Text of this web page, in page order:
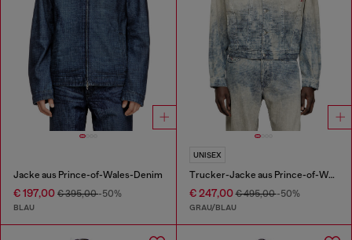
Jacke aus Prince-of-Wales-Denim
€ 197,00 € 395,00-50%
BLAU
UNISEX
Trucker-Jacke aus Prince-of-Wales-Jacquard-Denim
€ 247,00€ 495,00-50%
GRAU/BLAU